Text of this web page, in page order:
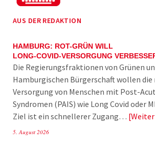
AUS DER REDAKTION
HAMBURG: ROT-GRÜN WILL
LONG-COVID-VERSORGUNG
Die Regierungsfraktionen von Grünen
Hamburgischen Bürgerschaft wollen die
Versorgung von Menschen mit Post-
Syndromen (PAIS) wie Long Covid oder
Ziel ist ein schnellerer Zugang…
5. August 2026